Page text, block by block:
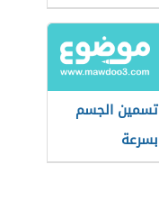
تسمين الجسم
بسرعة